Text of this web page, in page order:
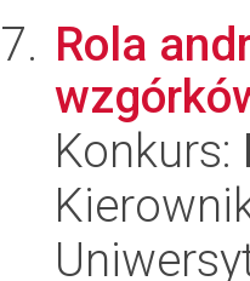
Rola
Konkurs: